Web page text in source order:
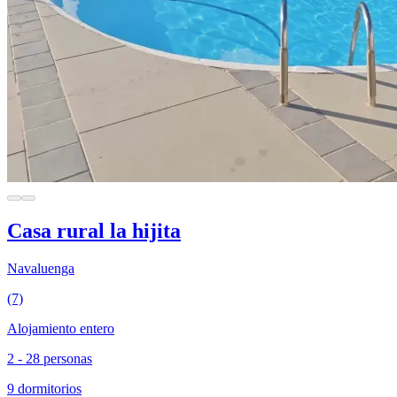
Casa rural la hijita
Navaluenga
(7)
Alojamiento entero
2 - 28 personas
9 dormitorios